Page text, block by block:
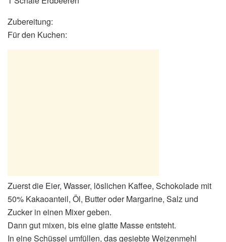
Zubereitung:
Für den Kuchen:
Zuerst die Eier, Wasser, löslichen Kaffee, Schokolade mit
50% Kakaoanteil, Öl, Butter oder Margarine, Salz und
Zucker in einen Mixer geben.
Dann gut mixen, bis eine glatte Masse entsteht.
In eine Schüssel umfüllen, das gesiebte Weizenmehl